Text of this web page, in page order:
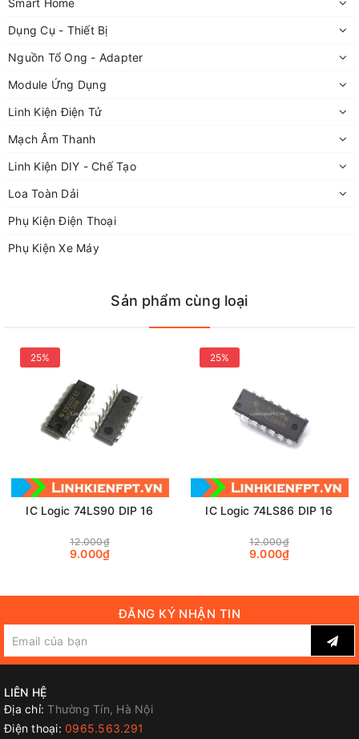
Smart Home
Dụng Cụ - Thiết Bị
Nguồn Tổ Ong - Adapter
Module Ứng Dụng
Linh Kiện Điện Tử
Mạch Âm Thanh
Linh Kiện DIY - Chế Tạo
Loa Toàn Dải
Phụ Kiện Điện Thoại
Phụ Kiện Xe Máy
Sản phẩm cùng loại
25%
IC Logic 74LS90 DIP 16
12.000₫
9.000₫
25%
IC Logic 74LS86 DIP 16
12.000₫
9.000₫
ĐĂNG KÝ NHẬN TIN
LIÊN HỆ
Địa chỉ: Thường Tín, Hà Nội
Điện thoại: 0965.563.291